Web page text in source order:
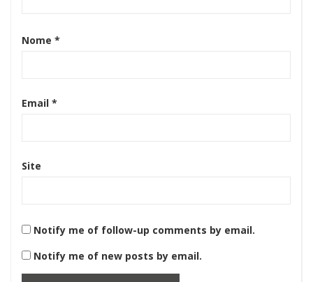
Nome *
Email *
Site
Notify me of follow-up comments by email.
Notify me of new posts by email.